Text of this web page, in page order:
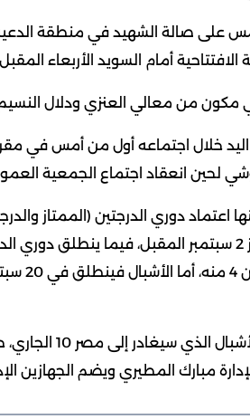
على صالة الشهيد في منطقة
أمام السويد الأربعاء
من معالي العنزي ودلال النسيم
خلال اجتماعه أول من أمس في مقر
لحين انعقاد اجتماع الجمعية
اعتماد دوري الدرجتين (الممتاز
كما اعتمد مجلس
المطيري ويضم الجهازين الإداري